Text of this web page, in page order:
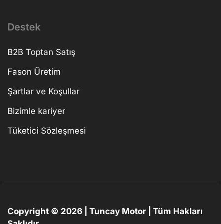
Destek
B2B Toptan Satış
Fason Üretim
Şartlar ve Koşullar
Bizimle kariyer
Tüketici Sözleşmesi
Copyright © 2026 | Tuncay Motor | Tüm Hakları